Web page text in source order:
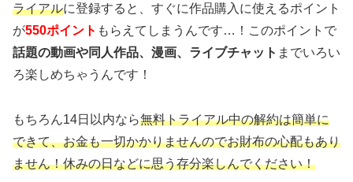
ライアルに登録すると、すぐに作品購入に使えるポイント
が550ポイント もらえてしまうんです…！このポイントで
話題の動画や同人作品、漫画、ライブチャット までいろい
ろ楽しめちゃうんです！
もちろん14日以内なら無料トライアル中の解約は簡単に
できて、お金も一切かかりませんのでお財布の心配もあり
ません！休みの日などに思う存分楽しんでください！